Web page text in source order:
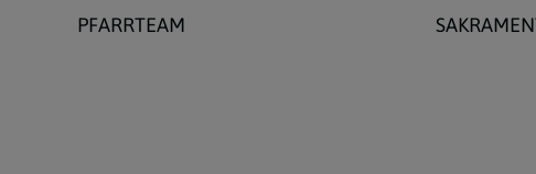
PFARRTEAM